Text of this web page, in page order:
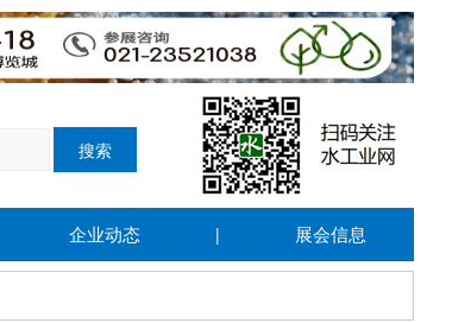
企业动态 | 展会信息